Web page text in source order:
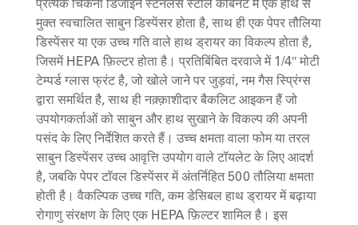
प्रत्येक चिकना डिजाइन स्टेनलेस स्टील कैबिनेट में एक हाथ से
मुक्त स्वचालित साबुन डिस्पेंसर होता है, साथ ही एक पेपर तौलिया
डिस्पेंसर या एक उच्च गति वाले हाथ ड्रायर का विकल्प होता है,
जिसमें HEPA फ़िल्टर होता है। प्रतिबिंबित दरवाजे में 1/4ʺ मोटी
टेम्पर्ड ग्लास फ्रंट है, जो खोले जाने पर जुड़वां, नम गैस स्प्रिंग्स
द्वारा समर्थित है, साथ ही नक़्क़ाशीदार बैकलिट आइकन हैं जो
उपयोगकर्ताओं को साबुन और हाथ सुखाने के विकल्प की अपनी
पसंद के लिए निर्देशित करते हैं। उच्च क्षमता वाला फोम या तरल
साबुन डिस्पेंसर उच्च आवृत्ति उपयोग वाले टॉयलेट के लिए आदर्श
है, जबकि पेपर टॉवल डिस्पेंसर में अंतर्निहित 500 तौलिया क्षमता
होती है। वैकल्पिक उच्च गति, कम डेसिबल हाथ ड्रायर में बढ़ाया
रोगाणु संरक्षण के लिए एक HEPA फ़िल्टर शामिल है। इस